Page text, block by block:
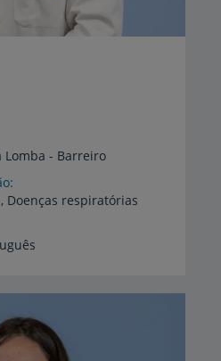
Lomba - Barreiro
Doenças respiratórias